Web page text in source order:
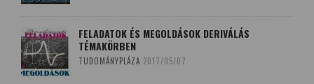
FELADATOK ÉS MEGOLDÁSOK DERIVÁLÁS
TÉMAKÖRBEN
TUDOMÁNYPLÁZA 2017/05/07